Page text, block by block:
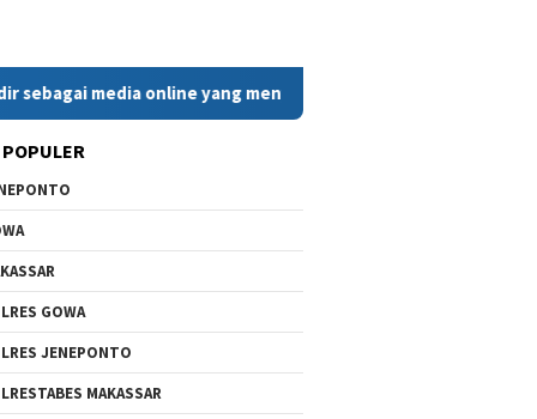
online yang menyajikan berita cepat, faktual, dan
GOWA
JENEPONTO
MAKASSAR